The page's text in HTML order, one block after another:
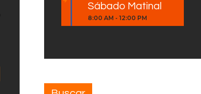
Sábado Matinal
8:00 AM -12:00 PM